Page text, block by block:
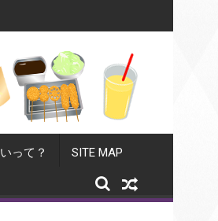
って？ SITE MAP